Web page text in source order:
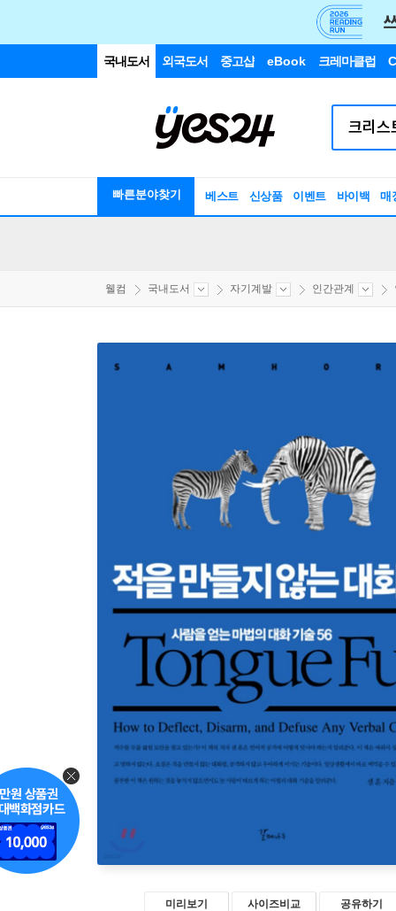
국내도서 외국도서 중고샵 eBook 크레마클럽
빠른분야찾기 베스트 신상품 이벤트 바이백 매
웰컴 국내도서 자기계발 인간관계
미리보기 사이즈비교 공유하기